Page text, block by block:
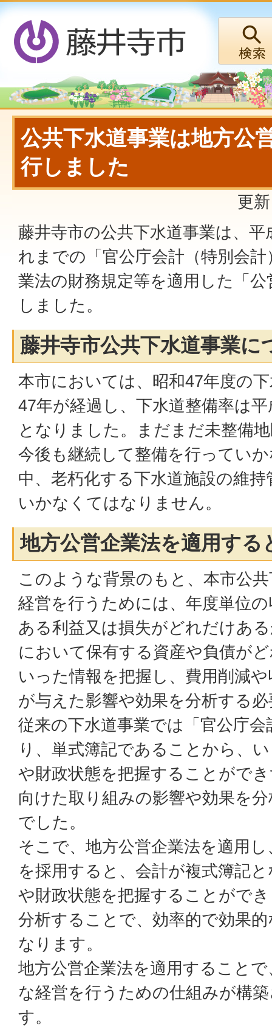
公共下水道事業は地方公
行しました
更
藤井寺市の公共下水道事業は、
れまでの「官公庁会計（特別会
業法の財務規定等を適用した「
しました。
藤井寺市公共下水道事業に
本市においては、昭和47年度の
47年が経過し、下水道整備率は
となりました。まだまだ未整備
今後も継続して整備を行ってい
中、老朽化する下水道施設の維
いかなくてはなりません。
地方公営企業法を適用する
このような背景のもと、本市公
経営を行うためには、年度単位
ある利益又は損失がどれだけあ
において保有する資産や負債が
いった情報を把握し、費用削減
が与えた影響や効果を分析する
従来の下水道事業では「官公庁
り、単式簿記であることから、
や財政状態を把握することがで
向けた取り組みの影響や効果を
でした。
そこで、地方公営企業法を適用
を採用すると、会計が複式簿記
や財政状態を把握することがで
分析することで、効率的で効果
なります。
地方公営企業法を適用すること
な経営を行うための仕組みが構
す。